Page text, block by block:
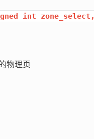
int zone_select,
物理页